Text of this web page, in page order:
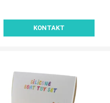
KONTAKT